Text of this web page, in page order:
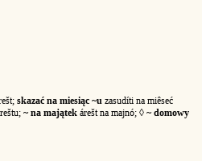
skazać na miesiąc ~u zasudíti na miêseć
~ na majątek árešt na majnó; ◊ ~ domowy